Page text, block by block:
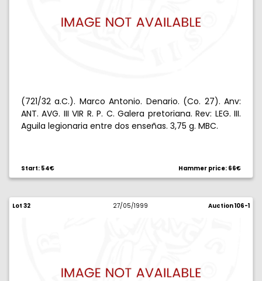
(721/32 a.C.). Marco Antonio. Denario. (Co. 27). Anv:
ANT. AVG. III VIR R. P. C. Galera pretoriana. Rev: LEG. III.
Aguila legionaria entre dos enseñas. 3,75 g. MBC.
Start: 54€ Hammer price: 66€
Lot 32 27/05/1999 Auction 106-1